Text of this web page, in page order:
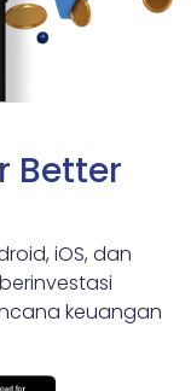
Better
iOS, dan
keuangan